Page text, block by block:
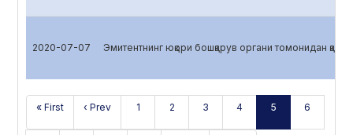
2020-07-07 Эмитентнинг юқори бошқарув органи томонидан қабул
« First ‹ Prev 1 2 3 4 5 6